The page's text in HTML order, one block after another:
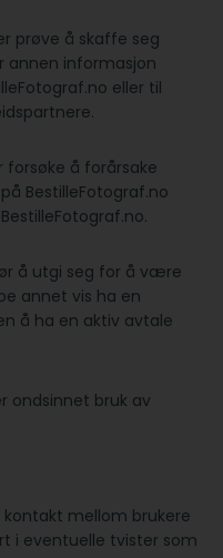
prøve å skaffe seg
annen informasjon
eller til
forsøke å forårsake
BestilleFotograf.no
å utgi seg for å være
annet vis ha en
å ha en aktiv avtale
ondsinnet bruk av
mellom brukere
i eventuelle tvister som